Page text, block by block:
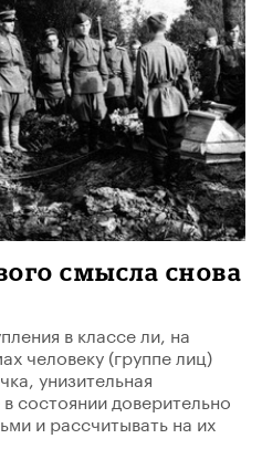
смысла снова
в классе ли, на
человеку (группе лиц)
унизительная
состоянии доверительно
и рассчитывать на их